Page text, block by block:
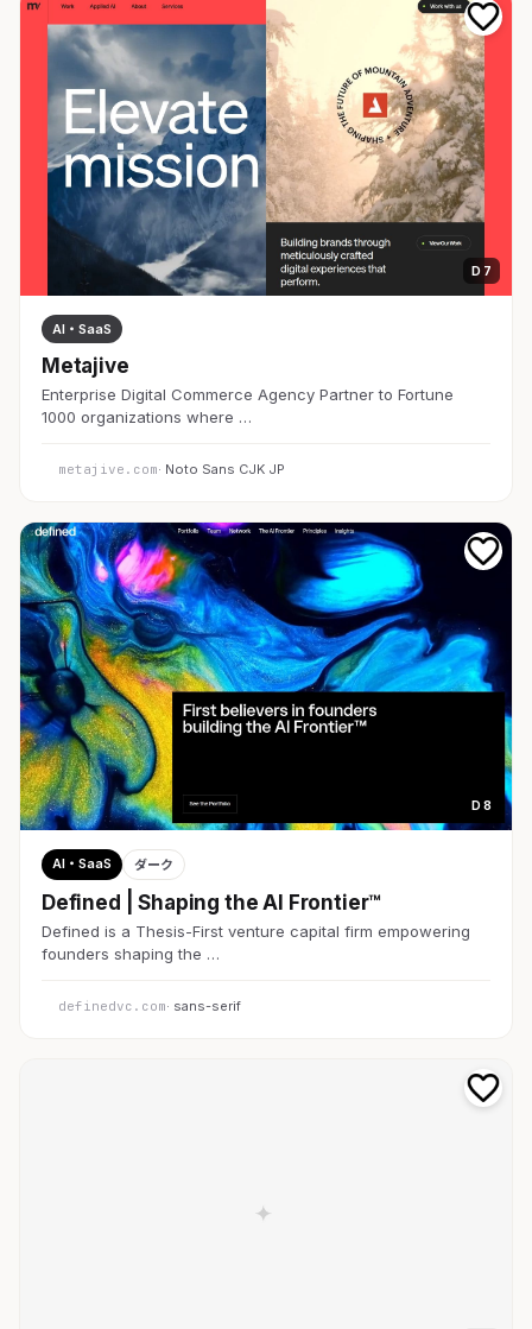
D 7
AI・SaaS
Metajive
Enterprise Digital Commerce Agency Partner to Fortune
1000 organizations where …
metajive.com· Noto Sans CJK JP
D 8
AI・SaaS ダーク
Defined | Shaping the AI Frontier™
Defined is a Thesis-First venture capital firm empowering
founders shaping the …
definedvc.com· sans-serif